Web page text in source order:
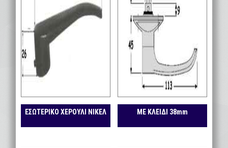
ΕΣΩΤΕΡΙΚΟ ΧΕΡΟΥΛΙ ΝΙΚΕΛ ΜΕ ΚΛΕΙΔΙ 38mm